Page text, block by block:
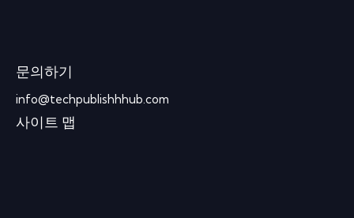
문의하기
info@techpublishhhub.com
사이트 맵